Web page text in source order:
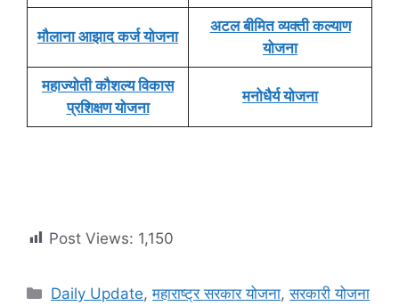
मौलाना आझाद कर्ज योजना
अटल बीमित व्यक्ती कल्याण
योजना
महाज्योती कौशल्य विकास
प्रशिक्षण योजना
मनोधैर्य योजना
Post Views: 1,150
Categories
Daily Update,महाराष्ट्र सरकार योजना,सरकारी योजना